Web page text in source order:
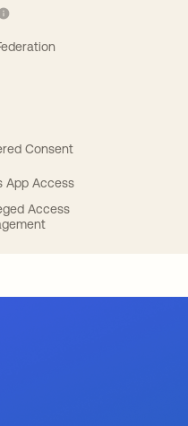
Consent
App Access
Access